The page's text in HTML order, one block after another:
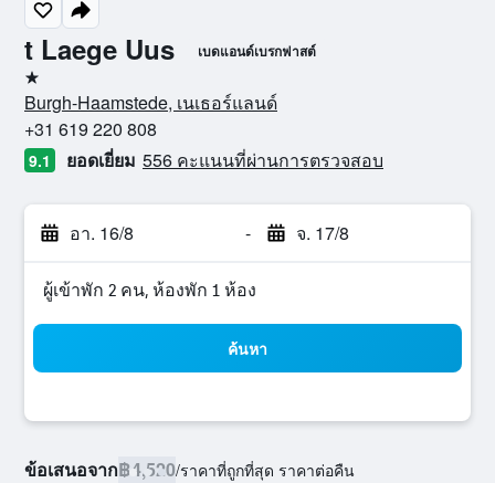
t Laege Uus เบดแอนด์เบรกฟาสต์
1 ดาว
Burgh-Haamstede, เนเธอร์แลนด์
+31 619 220 808
9.1 ยอดเยี่ยม 556 คะแนนที่ผ่านการตรวจสอบ
อา. 16/8 - จ. 17/8
ผู้เข้าพัก 2 คน, ห้องพัก 1 ห้อง
ค้นหา
ข้อเสนอจาก฿4,520/ราคาที่ถูกที่สุด ราคาต่อคืน